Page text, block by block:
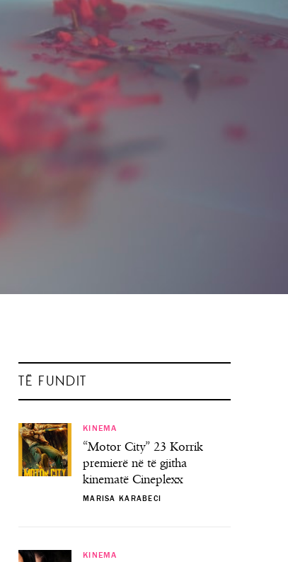
TË FUNDIT
KINEMA
“Motor City” 23 Korrik
premierë në të gjitha
kinematë Cineplexx
MARISA KARABECI
KINEMA